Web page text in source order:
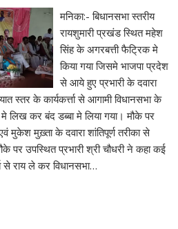
मनिका:- बिधानसभा स्तरीय
रायशुमारी प्रखंड स्थित महेश
सिंह के अगरबत्ती फैट्रिक मे
किया गया जिसमे भाजपा प्रदेश
से आये हुए प्रभारी के दवारा
स्तर के कार्यकर्त्ता से आगामी विधानसभा के
मे लिख कर बंद डब्बा मे लिया गया। मौके पर
मुकेश मुख़्ता के दवारा शांतिपूर्ण तरीका से
पर उपस्थित प्रभारी श्री चौधरी ने कहा कई
से राय ले कर विधानसभा…